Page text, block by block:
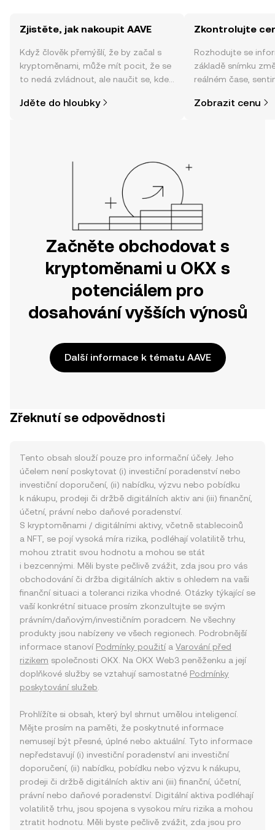
Zjistěte, jak nakoupit AAVE
Když člověk přemýšlí, že by začal s
kryptoměnami, může mít pocit, že se
to nedá zvládnout, ale naučit se, kde
jednodušší, než si myslíte. Odstartujte
Jděte do hloubky
Zkontrolujte
Rozhodujte se
základě snímku
reálném čase,
Zobrazit cenu
Začněte obchodovat s
kryptoměnami u OKX s
potenciálem pro
dosahování vyšších výnosů
Další informace k tématu AAVE
Zřeknutí se odpovědnosti
Tento obsah slouží pouze pro informační účely. Jeho
účelem není poskytovat (i) investiční poradenství nebo
investiční doporučení, (ii) nabídku, výzvu nebo pobídku
k nákupu, prodeji či držbě digitálních aktiv ani (iii) finanční,
účetní, právní nebo daňové poradenství.
S kryptoměnami / digitálními aktivy, včetně stablecoinů
a NFT, se pojí vysoká míra rizika, podléhají volatilitě trhu,
mohou ztratit svou hodnotu a mohou se stát
i bezcennými. Měli byste pečlivě zvážit, zda jsou pro vás
obchodování či držba digitálních aktiv s ohledem na vaši
finanční situaci a toleranci rizika vhodné. Otázky týkající se
vaší konkrétní situace prosím zkonzultujte se svým
právním/daňovým/investičním poradcem. Ne všechny
produkty jsou nabízeny ve všech regionech. Podrobnější
informace stanoví Podmínky použitía Varování před
rizikem společnosti OKX. Na OKX Web3 peněženku a její
doplňkové služby se vztahují samostatné Podmínky
poskytování služeb
Prohlížíte si obsah, který byl shrnut umělou inteligencí.
Mějte prosím na paměti, že poskytnuté informace
nemusejí být přesné, úplné nebo aktuální. Tyto informace
nepředstavují (i) investiční poradenství ani investiční
doporučení, (ii) nabídku, pobídku nebo výzvu k nákupu,
prodeji či držbě digitálních aktiv ani (iii) finanční, účetní,
právní nebo daňové poradenství. Digitální aktiva podléhají
volatilitě trhu, jsou spojena s vysokou míru rizika a mohou
ztratit hodnotu. Měli byste pečlivě zvážit, zda jsou pro